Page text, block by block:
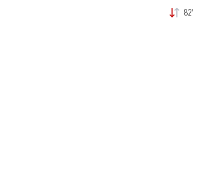
82'